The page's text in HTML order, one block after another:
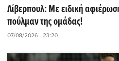
Λίβερπουλ: Με ειδική
πούλμαν της ομάδας!
07/08/2026 - 23:20